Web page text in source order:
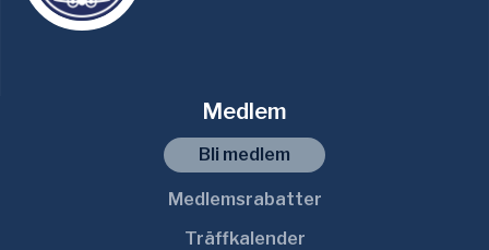
Medlem
Bli medlem
Medlemsrabatter
Träffkalender